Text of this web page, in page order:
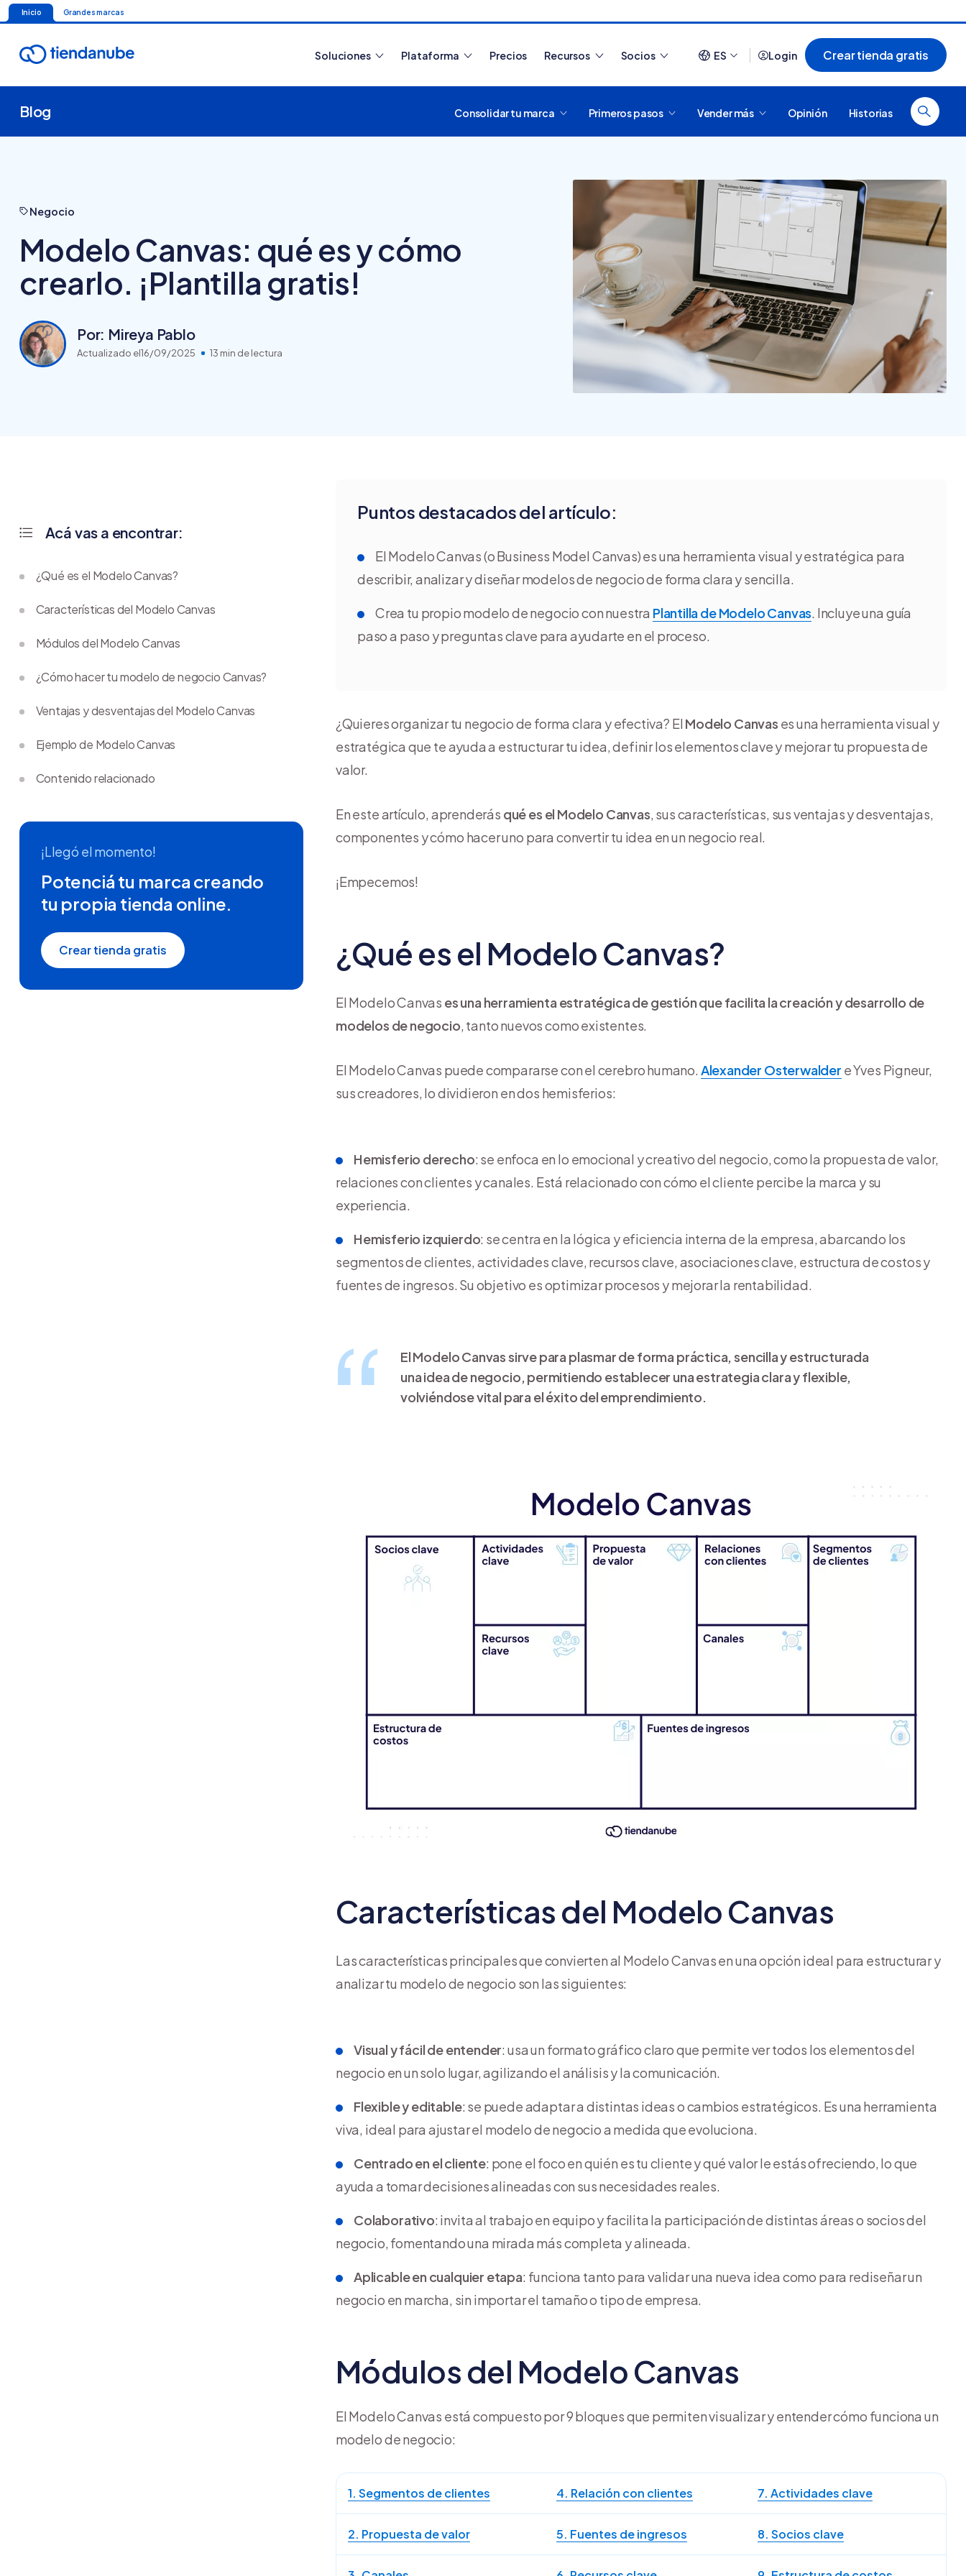
Inicio Grandes marcas
Soluciones Plataforma Precios Recursos
¿Cómo funciona
Tiendanube? Aprende a
crear y usar una tienda
¿Cómo es comprar en
Tiendanube? Conocé
Nube para vender más
20 tiendas online
argentinas creadas con
Tiendanube
Socios ES Login Crear tienda gratis
Blog Consolidar tu marca Primeros pasos Vender más Opinión Historias
Negocio
Modelo Canvas: qué es y cómo
crearlo. ¡Plantilla gratis!
Por: Mireya Pablo
Actualizado el16/09/2025 13 min de lectura
Puntos destacados del artículo:
El Modelo Canvas (o Business Model Canvas) es una herramienta visual y estratégica para
describir, analizar y diseñar modelos de negocio de forma clara y sencilla.
Crea tu propio modelo de negocio con nuestra Plantilla de Modelo Canvas. Incluye una guía
paso a paso y preguntas clave para ayudarte en el proceso.
¿Quieres organizar tu negocio de forma clara y efectiva? El Modelo Canvas es una herramienta visual y
estratégica que te ayuda a estructurar tu idea, definir los elementos clave y mejorar tu propuesta de
valor.
En este artículo, aprenderás qué es el Modelo Canvas, sus características, sus ventajas y desventajas,
componentes y cómo hacer uno para convertir tu idea en un negocio real.
¡Empecemos!
¿Qué es el Modelo Canvas?
El Modelo Canvas es una herramienta estratégica de gestión que facilita la creación y desarrollo de
modelos de negocio, tanto nuevos como existentes.
El Modelo Canvas puede compararse con el cerebro humano. Alexander Osterwalder e Yves Pigneur,
sus creadores, lo dividieron en dos hemisferios:
Hemisferio derecho: se enfoca en lo emocional y creativo del negocio, como la propuesta de valor,
relaciones con clientes y canales. Está relacionado con cómo el cliente percibe la marca y su
experiencia.
Hemisferio izquierdo: se centra en la lógica y eficiencia interna de la empresa, abarcando los
segmentos de clientes, actividades clave, recursos clave, asociaciones clave, estructura de costos y
fuentes de ingresos. Su objetivo es optimizar procesos y mejorar la rentabilidad.
El Modelo Canvas sirve para plasmar de forma práctica, sencilla y estructurada
una idea de negocio, permitiendo establecer una estrategia clara y flexible,
volviéndose vital para el éxito del emprendimiento.
Características del Modelo Canvas
Las características principales que convierten al Modelo Canvas en una opción ideal para estructurar y
analizar tu modelo de negocio son las siguientes:
Visual y fácil de entender: usa un formato gráfico claro que permite ver todos los elementos del
negocio en un solo lugar, agilizando el análisis y la comunicación.
Flexible y editable: se puede adaptar a distintas ideas o cambios estratégicos. Es una herramienta
viva, ideal para ajustar el modelo de negocio a medida que evoluciona.
Centrado en el cliente: pone el foco en quién es tu cliente y qué valor le estás ofreciendo, lo que
ayuda a tomar decisiones alineadas con sus necesidades reales.
Colaborativo: invita al trabajo en equipo y facilita la participación de distintas áreas o socios del
negocio, fomentando una mirada más completa y alineada.
Aplicable en cualquier etapa: funciona tanto para validar una nueva idea como para rediseñar un
negocio en marcha, sin importar el tamaño o tipo de empresa.
Módulos del Modelo Canvas
El Modelo Canvas está compuesto por 9 bloques que permiten visualizar y entender cómo funciona un
modelo de negocio:
1. Segmentos de clientes 4. Relación con clientes 7. Actividades clave
2. Propuesta de valor 5. Fuentes de ingresos 8. Socios clave
Acá vas a encontrar:
¿Qué es el Modelo Canvas?
Características del Modelo Canvas
Módulos del Modelo Canvas
¿Cómo hacer tu modelo de negocio Canvas?
Ventajas y desventajas del Modelo Canvas
Ejemplo de Modelo Canvas
Contenido relacionado
¡Llegó el momento!
Potenciá tu marca creando
tu propia tienda online.
Crear tienda gratis